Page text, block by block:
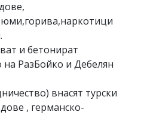
и бетонират
на РазБойко и Дебелян
внасят турски
, германско-